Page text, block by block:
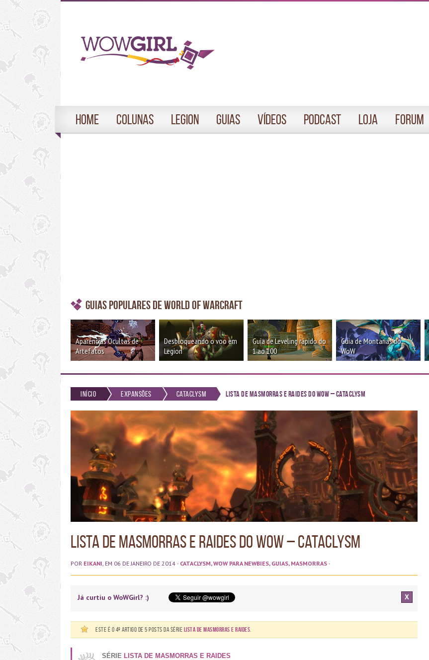
Home Colunas Legion Guias Vídeos Podcast Loja Forum
Guias Populares de World of Warcraft
Aparências Ocultas de
Artefatos
Desbloqueando o voo em
Legion
Guia de Leveling rápido do
1 ao 100
Guia de Montarias do
WoW
Início Expansões Cataclysm Lista de Masmorras e Raides do WoW – Cataclysm
Lista de Masmorras e Raides do WoW – Cataclysm
POR EIKANI, EM 06 DE JANEIRO DE 2014 · CATACLYSM,WOW PARA NEWBIES, GUIAS, MASMORRAS ·
Já curtiu o WoWGirl? :) X
Este é o 4º artigo de 5 posts da série Lista de Masmorras e Raides.
SÉRIE LISTA DE MASMORRAS E RAIDES